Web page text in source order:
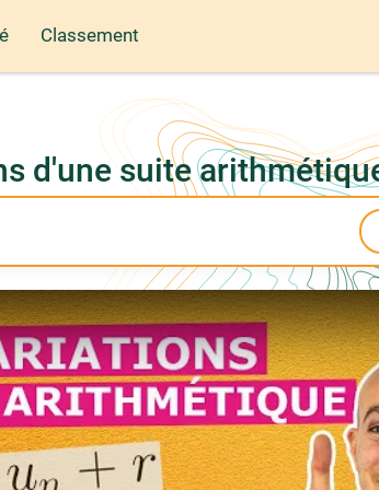
Classement
d'une suite